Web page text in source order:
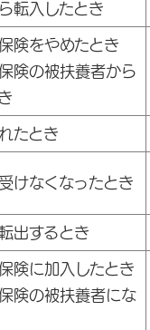
転入したとき
険をやめたとき
険の被扶養者から
たとき
けなくなったとき
出するとき
険に加入したとき
険の被扶養者にな